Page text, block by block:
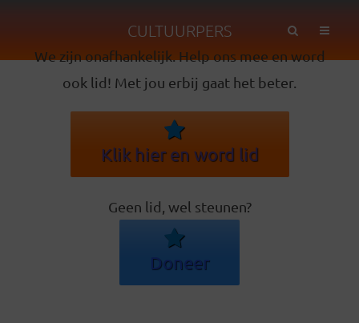
CULTUURPERS
We zijn onafhankelijk. Help ons mee en word
ook lid! Met jou erbij gaat het beter.
Klik hier en word lid
Geen lid, wel steunen?
Doneer